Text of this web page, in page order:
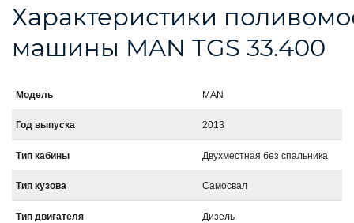
Характеристики
машины MAN TGS 33.400
Модель MAN
Год выпуска 2013
Тип кабины Двухместная без спальника
Тип кузова Самосвал
Тип двигателя Дизель